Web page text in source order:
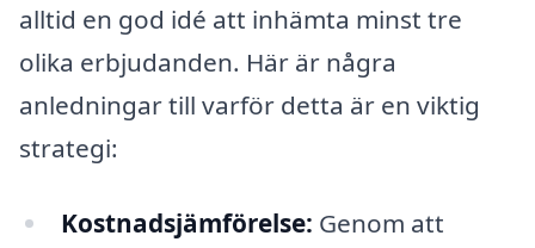
alltid en god idé att inhämta minst tre
olika erbjudanden. Här är några
anledningar till varför detta är en viktig
strategi:
Kostnadsjämförelse: Genom att